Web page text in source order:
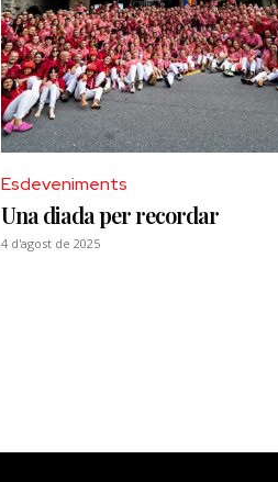
Esdeveniments
Una diada per recordar
4 d'agost de 2025